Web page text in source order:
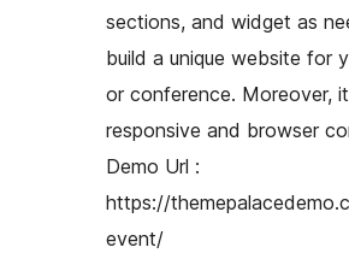
sections, and widget as
build a unique website for
or conference. Moreover,
responsive and browser
Demo Url :
https://
event/